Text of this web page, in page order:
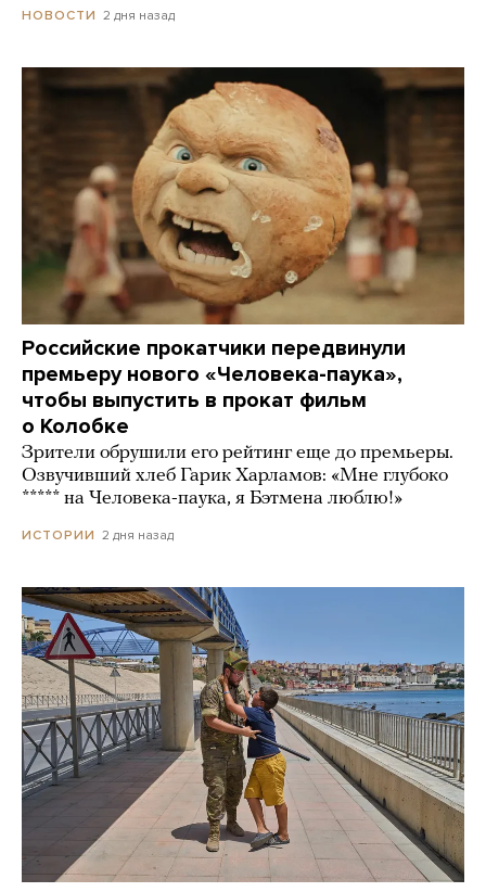
НОВОСТИ 2 дня назад
Российские прокатчики передвинули
премьеру нового «Человека-паука»,
чтобы выпустить в прокат фильм
о Колобке
Зрители обрушили его рейтинг еще до премьеры.
Озвучивший хлеб Гарик Харламов: «Мне глубоко
***** на Человека-паука, я Бэтмена люблю!»
ИСТОРИИ 2 дня назад